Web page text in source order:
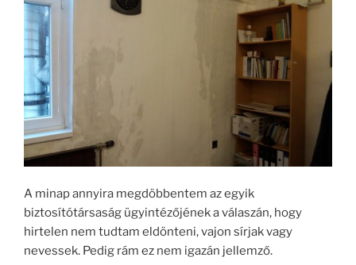
A minap annyira megdöbbentem az egyik
biztosítótársaság ügyintézőjének a válaszán, hogy
hirtelen nem tudtam eldönteni, vajon sírjak vagy
nevessek. Pedig rám ez nem igazán jellemző.